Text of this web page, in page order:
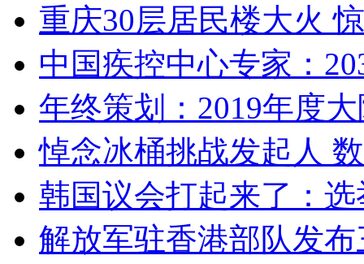
重庆30层居民楼大火
中国疾控中心专家：
年终策划：2019年度
悼念冰桶挑战发起人
韩国议会打起来了：
解放军驻香港部队发